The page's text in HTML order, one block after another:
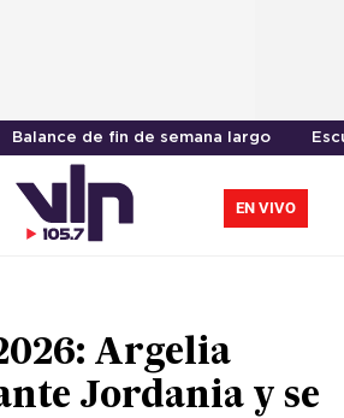
Balance de fin de semana largo
EN VIVO
Argelia
Jordania y se